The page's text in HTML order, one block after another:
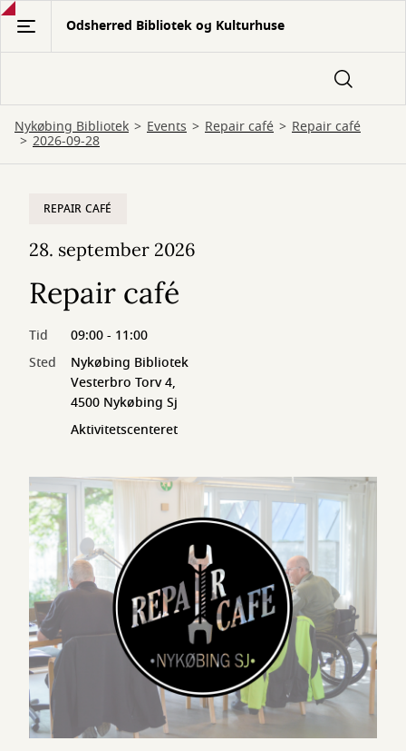
Gå
hovedindhold
Odsherred Bibliotek og Kulturhuse
Nykøbing Bibliotek Events Repair café Repair café
2026-09-28
REPAIR CAFÉ
28. september 2026
Repair café
Tid
09:00 - 11:00
Sted
Nykøbing Bibliotek
Vesterbro Torv 4,
4500 Nykøbing Sj
Aktivitetscenteret